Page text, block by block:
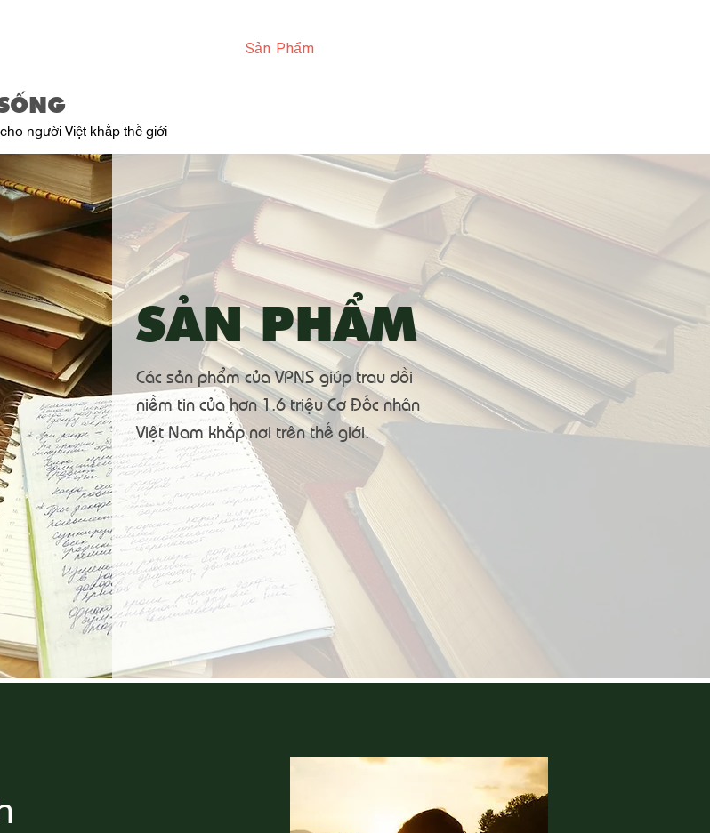
Sản Phẩm
người Việt khắp thế giới
SẢN PHẨM
Các sản phẩm của VPNS giúp trau dồi
niềm tin của hơn 1.6 triệu Cơ Đốc nhân
Việt Nam khắp nơi trên thế giới.